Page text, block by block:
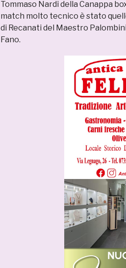
Tommaso Nardi della Canappa
match molto tecnico è stato
di Recanati del Maestro
Fano.